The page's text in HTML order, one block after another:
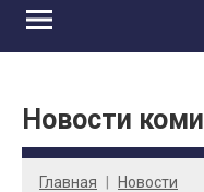
Новости
Главная Новости